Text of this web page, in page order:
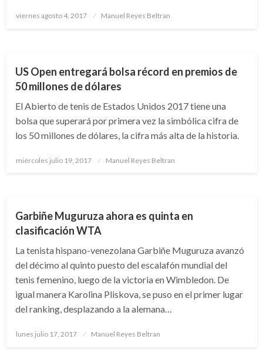
Publicado
viernes agosto 4, 2017 Manuel Reyes Beltran
US Open entregará bolsa récord en premios de
50 millones de dólares
El Abierto de tenis de Estados Unidos 2017 tiene una
bolsa que superará por primera vez la simbólica cifra de
los 50 millones de dólares, la cifra más alta de la historia.
Publicado
miércoles julio 19, 2017 Manuel Reyes Beltran
Garbiñe Muguruza ahora es quinta en
clasificación WTA
La tenista hispano-venezolana Garbiñe Muguruza avanzó
del décimo al quinto puesto del escalafón mundial del
tenis femenino, luego de la victoria en Wimbledon. De
igual manera Karolina Pliskova, se puso en el primer lugar
del ranking, desplazando a la alemana…
Publicado
lunes julio 17, 2017 Manuel Reyes Beltran